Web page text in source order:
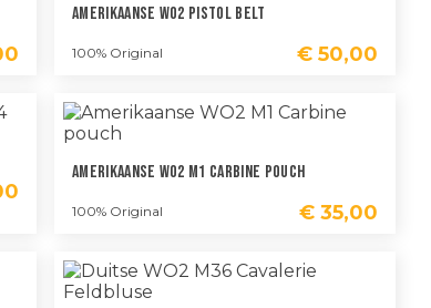
Amerikaanse WO2 Pistol Belt
100% Original € 50,00
Amerikaanse WO2 M1 Carbine Pouch
100% Original € 35,00